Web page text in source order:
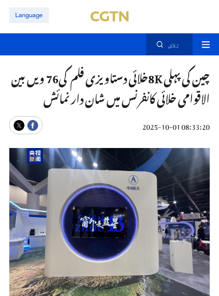
Language
تلاش
چین کی پہلی 8Kخلائی دستاویزی فلم کی76 ویں بین
الاقوامی خلائی کانفرنس میں شان دار نمائش
08:33:20 2025-10-01